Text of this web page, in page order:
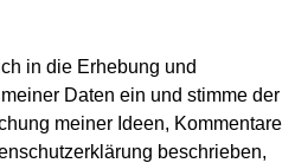
in die Erhebung und
Daten ein und stimme der
meiner Ideen, Kommentare
beschrieben,